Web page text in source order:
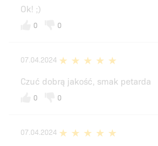
Ok! ;)
0 0
07.04.2024
Czuć dobrą jakość, smak petarda
0 0
07.04.2024